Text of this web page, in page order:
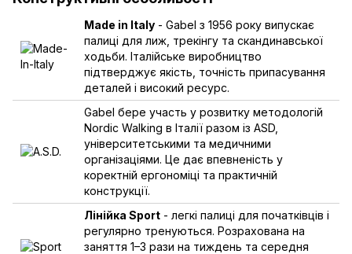
Made in Italy - Gabel з 1956 року випускає
палиці для лиж, трекінгу та скандинавської
ходьби. Італійське виробництво
підтверджує якість, точність припасування
деталей і високий ресурс.
Gabel бере участь у розвитку методологій
Nordic Walking в Італії разом із ASD,
університетськими та медичними
організаціями. Це дає впевненість у
коректній ергономіці та практичній
конструкції.
Лінійка Sport - легкі палиці для початківців і
регулярно тренуються. Розрахована на
заняття 1–3 рази на тиждень та середня